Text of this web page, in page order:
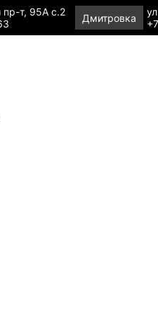
пр-т, 95А с.2
Дмитровка